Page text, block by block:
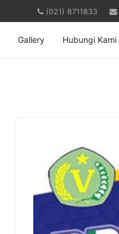
(021) 8711833
Gallery Hubungi Kami